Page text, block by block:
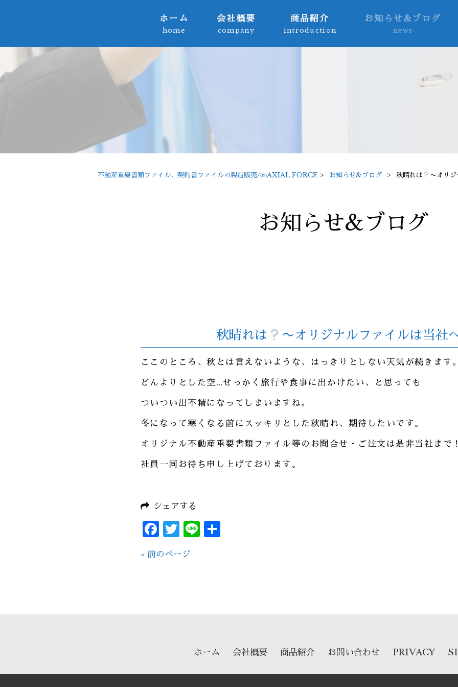
ホーム
home
会社概要
company
商品紹介
introduction
お知らせ&ブログ
news
不動産重要書類ファイル、契約書ファイルの製造販売/㈱AXIAL FORCE > お知らせ&ブログ > 秋晴れは 〜オリ
お知らせ&ブログ
秋晴れは 〜オリジナルファイルは当社
ここのところ、秋とは言えないような、はっきりとしない天気が続きます。
どんよりとした空…せっかく旅行や食事に出かけたい、と思っても
ついつい出不精になってしまいますね。
冬になって寒くなる前にスッキリとした秋晴れ、期待したいです。
オリジナル不動産重要書類ファイル等のお問合せ・ご注文は是非当社まで！
社員一同お待ち申し上げております。
シェアする
Facebook
Twitter
Line
共
« 前のページ
ホーム 会社概要 商品紹介 お問い合わせ PRIVACY